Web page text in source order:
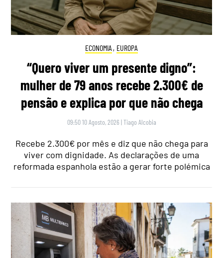
ECONOMIA , EUROPA
“Quero viver um presente digno”:
mulher de 79 anos recebe 2.300€ de
pensão e explica por que não chega
09:50 10 Agosto, 2026 |Tiago Alcobia
Recebe 2.300€ por mês e diz que não chega para
viver com dignidade. As declarações de uma
reformada espanhola estão a gerar forte polémica